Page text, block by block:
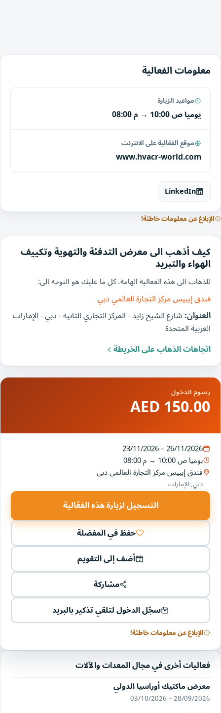
معلومات الفعالية
مواعيد الزيارة
يوميا10:00 ص → 08:00 م
موقع الفعّالية على الانترنت
www.hvacr-world.com
LinkedIn
الإبلاغ عن معلومات خاطئة!
كيف أذهب الى معرض التدفئة والتهوية وتكييف
الهواء والتبريد
للذهاب الى هذه الفعالية الهامة، كل ما عليك هو التوجه الى:
فندق إيبيس مركز التجارة العالمي دبي
العنوان:شارع الشيخ زايد - المركز التجاري الثانية - دبي - الإمارات
العربية المتحدة
اتجاهات الذهاب على الخريطة
رسوم الدخول
150.00 AED
23/11/2026 – 26/11/2026
يوميا10:00 ص →08:00 م
فندق إيبيس مركز التجارة العالمي دبي
دبي, الإمارات
التسجيل لزيارة هذه الفعّالية
حفظ في المفضلة
أضف إلى التقويم
مشاركة
سجّل الدخول لتلقي تذكير بالبريد
الإبلاغ عن معلومات خاطئة!
فعاليات أخرى في مجال المعدات والآلات
معرض ماكتيك أوراسيا الدولي
28/09/2026 ~ 03/10/2026